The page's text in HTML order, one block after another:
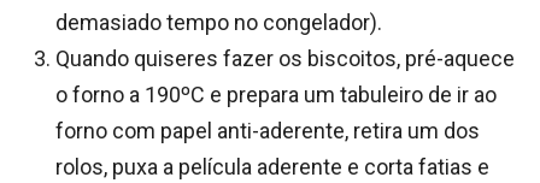
demasiado tempo no congelador).
Quando quiseres fazer os biscoitos, pré-aquece
o forno a 190ºC e prepara um tabuleiro de ir ao
forno com papel anti-aderente, retira um dos
rolos, puxa a película aderente e corta fatias e